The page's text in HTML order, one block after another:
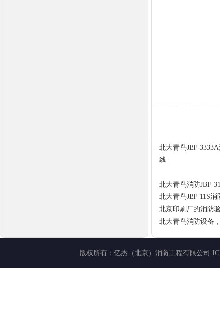
北大青鸟JBF-
线
北大青鸟消防JBF-
北大青鸟JBF-11S
北京印刷厂的消防
北大青鸟消防设备
版权所有： 亿杰（北京）消防工程有限公司